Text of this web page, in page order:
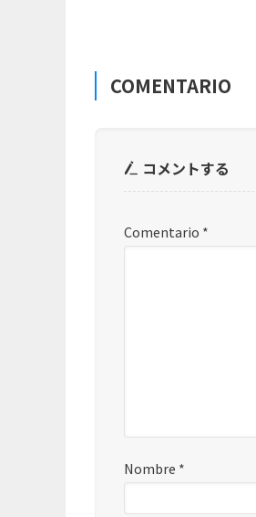
COMENTARIO
コメントする
Comentario *
Nombre *